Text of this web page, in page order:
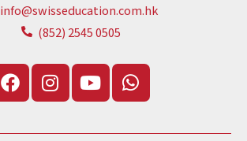
info@swisseducation.com.hk
(852) 2545 0505